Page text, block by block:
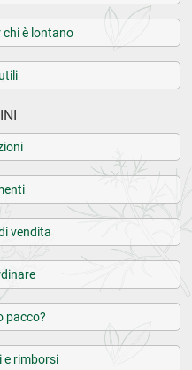
chi è lontano
vendita
pacco?
e rimborsi